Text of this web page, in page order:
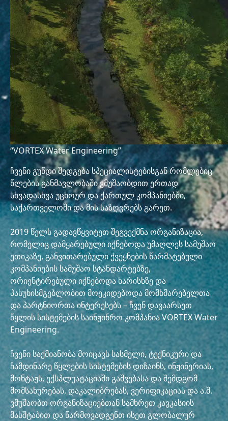
“VORTEX Water Engineering”
ჩვენი გუნდი შედგება სპეციალისტებისგან რომლებიც
წლების განმავლობაში ვმუშაობდით ერთად
სხვადასხვა უცხოურ და ქართულ კომპანიებში,
საქართველოში და მის საზღვრებს გარეთ.
2019 წელს გადავწყვიტეთ შეგვექმნა ორგანიზაცია,
რომელიც დამყარებული იქნებოდა უმაღლეს სამუშაო
ეთიკაზე, განვითარებული ქვეყნების წარმატებული
კომპანიების სამუშაო სტანდარტებზე,
ორიენტირებული იქნებოდა ხარისხზე და
პასუხისმგებლობით მოეკიდებოდა მომხმარებელთა
და პარტნიორთა ინტერესებს – ჩვენ დავაარსეთ
წყლის სისტემების საინჟინრო კომპანია VORTEX Water
Engineering.
ჩვენი საქმიანობა მოიცავს სასმელი, ტექნიკური და
ჩამდინარე წყლების სისტემების დიზაინს, ინჟინერიას,
მონტაჟს, ექსპლუატაციაში გაშვებასა და შემდგომ
მომსახურებას, დაკალიბრებას, ვერიფიკაციას და ა.შ.
ვმუშაობთ ორგანიზაციებთან სამხრეთ კავკასიის
მასშტაბით და წარმოვადგენთ ისეთ გლობალურ